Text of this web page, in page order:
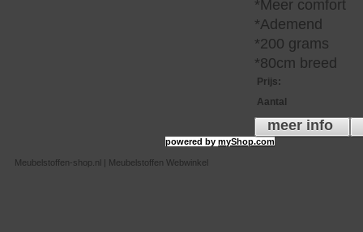
*Meer comfort
*Ademend
*200 grams
*80cm breed
Prijs:
Aantal
meer info
powered bymyShop.com
Meubelstoffen-shop.nl | Meubelstoffen Webwinkel